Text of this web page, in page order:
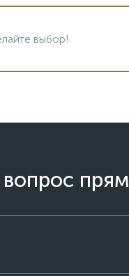
выбор!